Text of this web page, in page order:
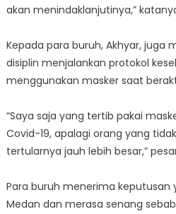
akan menindaklanjutinya,”
Kepada para buruh, Akhyar, juga
disiplin menjalankan protokol
menggunakan masker saat
“Saya saja yang tertib pakai
Covid-19, apalagi orang yang
tertularnya jauh lebih besar,”
Para buruh menerima keputusan
Medan dan merasa senang